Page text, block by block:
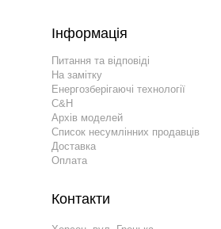
Інформація
Питання та відповіді
На замітку
Енергозберігаючі технології
C&H
Архів моделей
Список несумлінних продавців
Доставка
Оплата
Контакти